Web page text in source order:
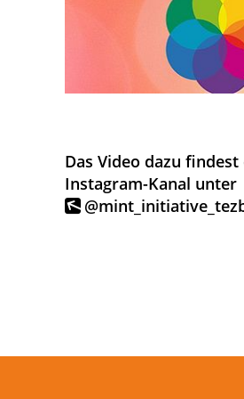
Das Video dazu
Instagram-Kanal unter